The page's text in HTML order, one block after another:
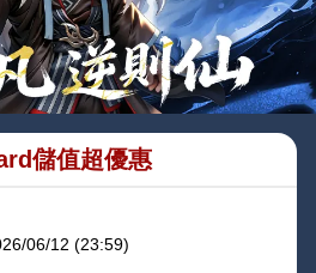
儲值超優惠
06/12 (23:59)